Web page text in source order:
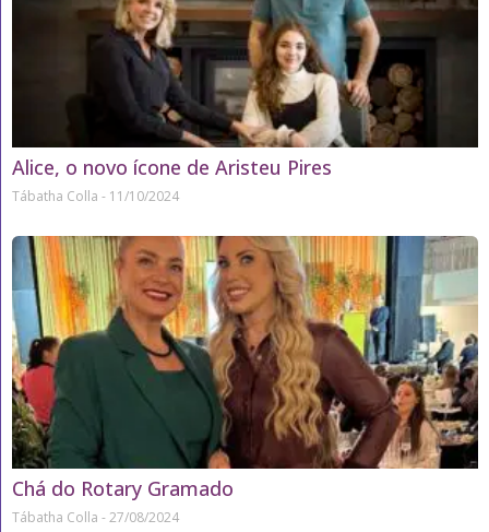
Alice, o novo ícone de Aristeu Pires
Tábatha Colla 11/10/2024
Chá do Rotary Gramado
Tábatha Colla 27/08/2024